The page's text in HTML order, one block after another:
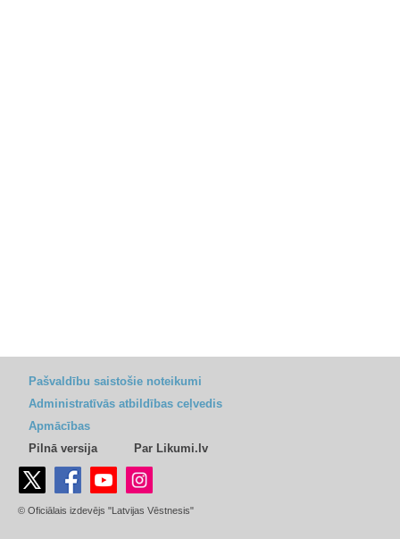
Pašvaldību saistošie noteikumi
Administratīvās atbildības ceļvedis
Apmācības
Pilnā versija
Par Likumi.lv
© Oficiālais izdevējs "Latvijas Vēstnesis"